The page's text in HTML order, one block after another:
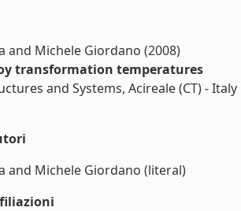
and Michele Giordano (2008)
transformation temperatures
and Systems, Acireale (CT) - Italy
and Michele Giordano (literal)